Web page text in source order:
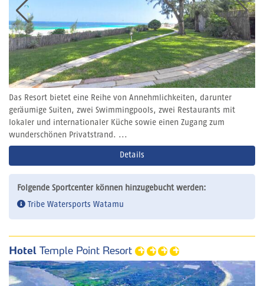
Das Resort bietet eine Reihe von Annehmlichkeiten, darunter
geräumige Suiten, zwei Swimmingpools, zwei Restaurants mit
lokaler und internationaler Küche sowie einen Zugang zum
wunderschönen Privatstrand. ...
Details
Folgende Sportcenter können hinzugebucht werden:
Tribe Watersports Watamu
Hotel Temple Point Resort